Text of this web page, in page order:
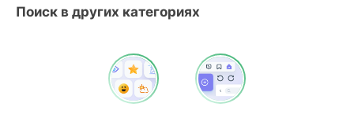
Поиск в других категориях